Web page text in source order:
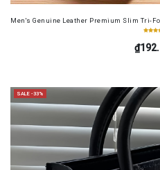
Men's Genuine Leather Premium Slim Tri-
SALE -33%